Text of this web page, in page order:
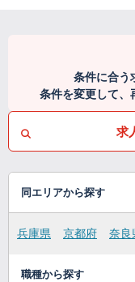
条件に合う
条件を変更して、
求
同エリアから探す
兵庫県 京都府 奈良
職種から探す